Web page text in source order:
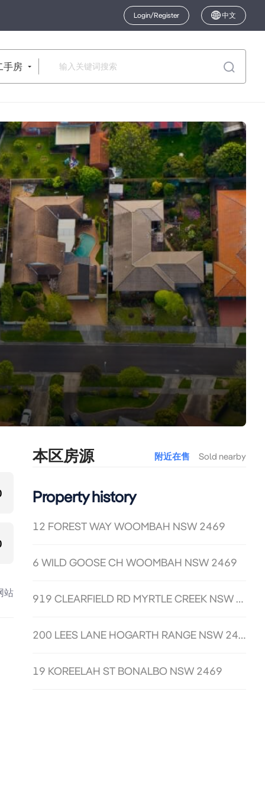
Login/Register 中文
手房
站
本区房源 附近在售 Sold nearby
Property history
12 FOREST WAY WOOMBAH NSW 2469
6 WILD GOOSE CH WOOMBAH NSW 2469
919 CLEARFIELD RD MYRTLE CREEK NSW 2469
200 LEES LANE HOGARTH RANGE NSW 2469
19 KOREELAH ST BONALBO NSW 2469